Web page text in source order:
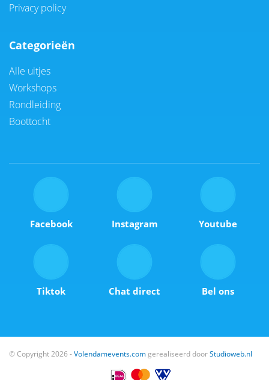
Privacy policy
Categorieën
Alle uitjes
Workshops
Rondleiding
Boottocht
Facebook Instagram Youtube
Tiktok Chat direct Bel ons
© Copyright 2026 -Volendamevents.com gerealiseerd doorStudioweb.nl